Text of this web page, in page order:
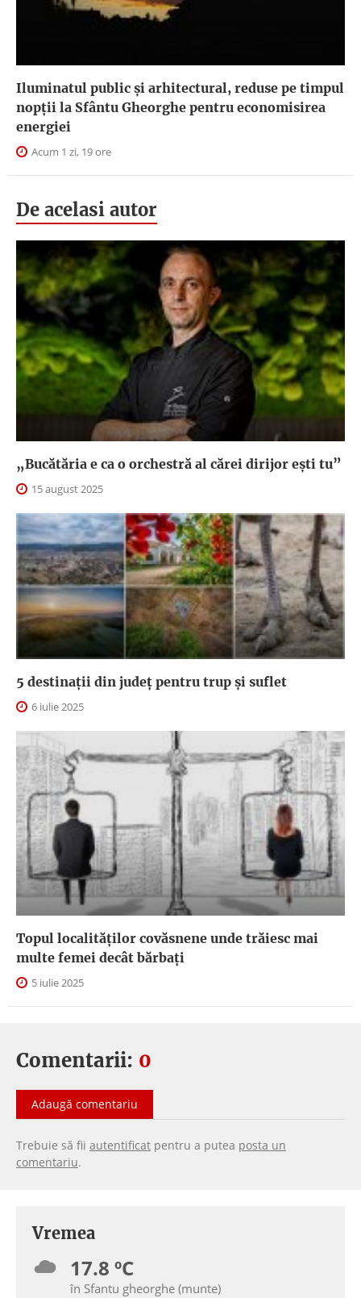
Iluminatul public şi arhitectural, reduse pe timpul
nopţii la Sfântu Gheorghe pentru economisirea
energiei
Acum 1 zi, 19 ore
De acelasi autor
„Bucătăria e ca o orchestră al cărei dirijor ești tu”
15 august 2025
5 destinații din județ pentru trup și suflet
6 iulie 2025
Topul localităților covăsnene unde trăiesc mai
multe femei decât bărbați
5 iulie 2025
Comentarii: 0
Adaugă comentariu
Trebuie să fii autentificat pentru a putea posta un
comentariu.
Vremea
17.8 ºC
în Sfantu gheorghe (munte)